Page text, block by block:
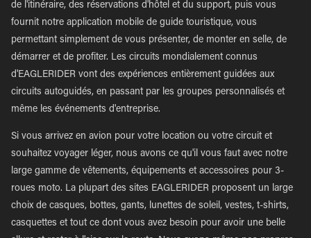
de l'itinéraire, des réservations d'hôtel et du support, puis vous
fournit notre application mobile de guide touristique, vous
permettant simplement de vous présenter, de monter en selle, de
démarrer et de profiter. Les circuits mondialement connus
d'EAGLERIDER vont des expériences entièrement guidées aux
circuits autoguidés, en passant par les groupes personnalisés et
même les événements d'entreprise.
Si vous arrivez en avion pour votre location ou votre circuit et
souhaitez voyager léger, nous avons ce qu'il vous faut avec notre
large gamme de vêtements, équipements et accessoires pour 3-
roues moto. La plupart des sites EAGLERIDER proposent un large
choix de casques, bottes, gants, lunettes de soleil, vestes, t-shirts,
casquettes et tout ce dont vous avez besoin pour avoir une belle